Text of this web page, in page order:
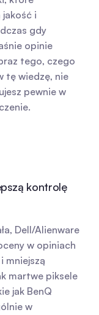
i
gdy
opinie
tego, czego
tę wiedzę, nie
pewnie w
kontrolę
Dell/Alienware
w opiniach
mniejszą
martwe piksele
jak BenQ
w